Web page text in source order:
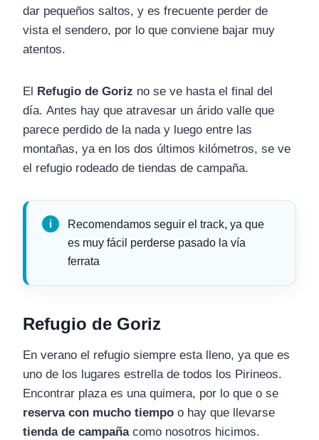
dar pequeños saltos, y es frecuente perder de
vista el sendero, por lo que conviene bajar muy
atentos.
El Refugio de Goriz no se ve hasta el final del
día. Antes hay que atravesar un árido valle que
parece perdido de la nada y luego entre las
montañas, ya en los dos últimos kilómetros, se ve
el refugio rodeado de tiendas de campaña.
Recomendamos seguir el track, ya que
es muy fácil perderse pasado la vía
ferrata
Refugio de Goriz
En verano el refugio siempre esta lleno, ya que es
uno de los lugares estrella de todos los Pirineos.
Encontrar plaza es una quimera, por lo que o se
reserva con mucho tiempo o hay que llevarse
tienda de campañacomo nosotros hicimos.